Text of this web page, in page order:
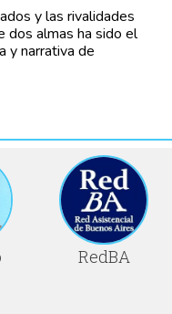
y las rivalidades
dos almas ha sido el
y narrativa de
RedBA